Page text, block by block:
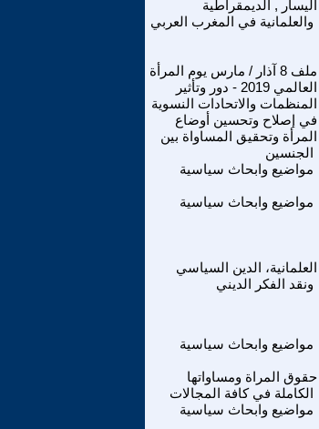
اليسار , الديمقراطية
والعلمانية في المغرب العربي
ملف 8 آذار / مارس يوم المرأة
العالمي 2019 - دور وتأثير
المنظمات والاتحادات النسوية
في إصلاح وتحسين أوضاع
المرأة وتحقيق المساواة بين
الجنسين
مواضيع وابحاث سياسية
مواضيع وابحاث سياسية
العلمانية، الدين السياسي
ونقد الفكر الديني
مواضيع وابحاث سياسية
حقوق المراة ومساواتها
الكاملة في كافة المجالات
مواضيع وابحاث سياسية